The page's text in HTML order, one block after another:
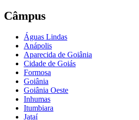
Câmpus
Águas Lindas
Anápolis
Aparecida de Goiânia
Cidade de Goiás
Formosa
Goiânia
Goiânia Oeste
Inhumas
Itumbiara
Jataí